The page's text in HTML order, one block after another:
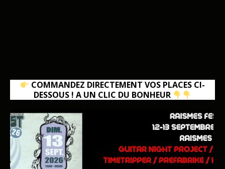
COMMANDEZ DIRECTEMENT VOS PLACES CI-
DESSOUS ! A UN CLIC DU BONHEUR